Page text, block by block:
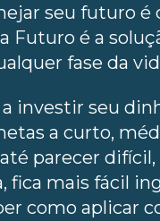
seu futuro é
Futuro é a
fase da
investir seu
a curto,
parecer difícil,
fica mais fácil
como aplicar